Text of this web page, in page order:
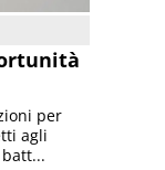
per
agli